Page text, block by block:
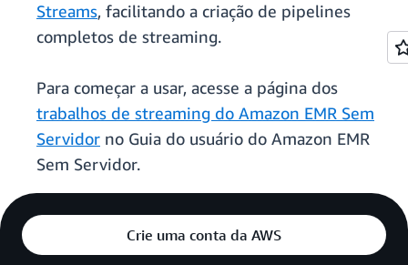
Streams, facilitando a criação de pipelines
completos de streaming.
Para começar a usar, acesse a página dos
trabalhos de streaming do Amazon EMR Sem
Servidor no Guia do usuário do Amazon EMR
Sem Servidor.
Crie uma conta da AWS